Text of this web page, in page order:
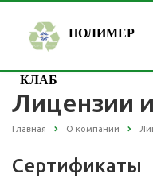
ПОЛИМЕР
КЛАБ
Лицензии
Главная О компании
Сертификаты